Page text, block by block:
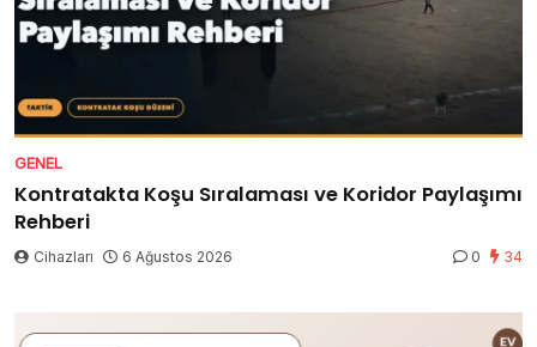
GENEL
Kontratakta Koşu Sıralaması ve Koridor Paylaşımı
Rehberi
Cihazları 6 Ağustos 2026 0 34